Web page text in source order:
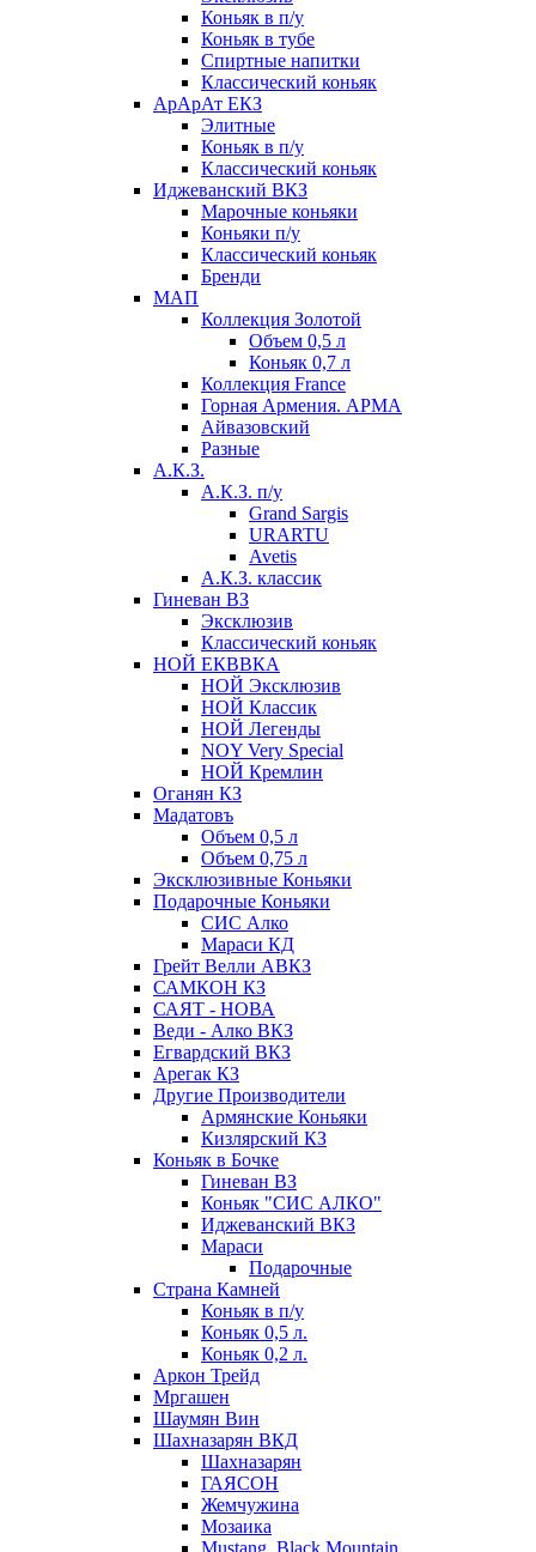
Коньяк в п/у
Коньяк в тубе
Спиртные напитки
Классический коньяк
АрАрАт ЕКЗ
Элитные
Коньяк в п/у
Классический коньяк
Иджеванский ВКЗ
Марочные коньяки
Коньяки п/у
Классический коньяк
Бренди
МАП
Коллекция Золотой
Объем 0,5 л
Коньяк 0,7 л
Коллекция France
Горная Армения. АРМА
Айвазовский
Разные
А.К.З.
А.К.З. п/у
Grand Sargis
URARTU
Avetis
А.К.З. классик
Гиневан ВЗ
Эксклюзив
Классический коньяк
НОЙ ЕКВВКА
НОЙ Эксклюзив
НОЙ Классик
НОЙ Легенды
NOY Very Speсial
НОЙ Кремлин
Оганян КЗ
Мадатовъ
Объем 0,5 л
Объем 0,75 л
Эксклюзивные Коньяки
Подарочные Коньяки
СИС Алко
Мараси КД
Грейт Велли АВКЗ
САМКОН КЗ
САЯТ - НОВА
Веди - Алко ВКЗ
Егвардский ВКЗ
Арегак КЗ
Другие Производители
Армянские Коньяки
Кизлярский КЗ
Коньяк в Бочке
Гиневан ВЗ
Коньяк "СИС АЛКО"
Иджеванский ВКЗ
Мараси
Подарочные
Страна Камней
Коньяк в п/у
Коньяк 0,5 л.
Коньяк 0,2 л.
Аркон Трейд
Мргашен
Шаумян Вин
Шахназарян ВКД
Шахназарян
ГАЯСОН
Жемчужина
Мозаика
Mustang. Black Mountain